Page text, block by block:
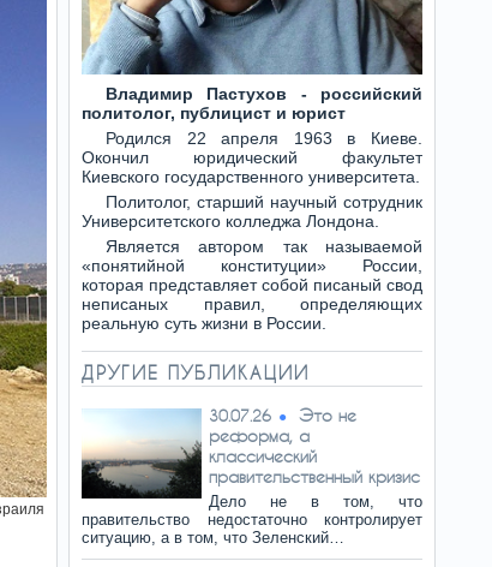
Владимир Пастухов - российский
политолог, публицист и юрист
Родился 22 апреля 1963 в Киеве.
Окончил юридический факультет
Киевского государственного университета.
Политолог, старший научный сотрудник
Университетского колледжа Лондона.
Является автором так называемой
«понятийной конституции» России,
которая представляет собой писаный свод
неписаных правил, определяющих
реальную суть жизни в России.
ДРУГИЕ ПУБЛИКАЦИИ
30.07.26
Это не
реформа, а
классический
правительственный кризис
Дело не в том, что
правительство недостаточно контролирует
ситуацию, а в том, что Зеленский…